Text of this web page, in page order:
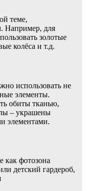
теме,
Например, для
золотые
колёса и т.д.
использовать не
элементы.
обиты тканью,
– украшены
элементами.
как фотозона
детский гардероб,